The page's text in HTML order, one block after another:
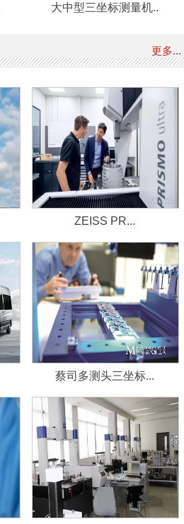
大中型三坐标测量机..
更多...
ZEISS PR...
蔡司多测头三坐标...